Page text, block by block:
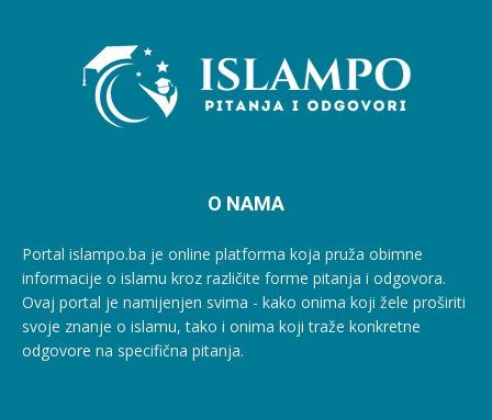
O NAMA
Portal islampo.ba je online platforma koja pruža obimne
informacije o islamu kroz različite forme pitanja i odgovora.
Ovaj portal je namijenjen svima - kako onima koji žele proširiti
svoje znanje o islamu, tako i onima koji traže konkretne
odgovore na specifična pitanja.